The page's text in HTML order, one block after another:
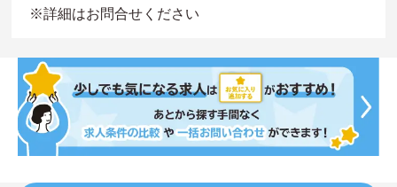
※詳細はお問合せください